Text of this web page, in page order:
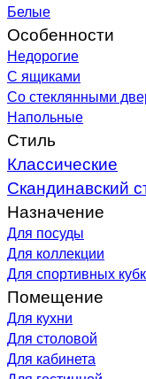
Белые
Особенности
Недорогие
С ящиками
Со стеклянными
Напольные
Стиль
Классические
Скандинавский
Назначение
Для посуды
Для коллекции
Для спортивных
Помещение
Для кухни
Для столовой
Для кабинета